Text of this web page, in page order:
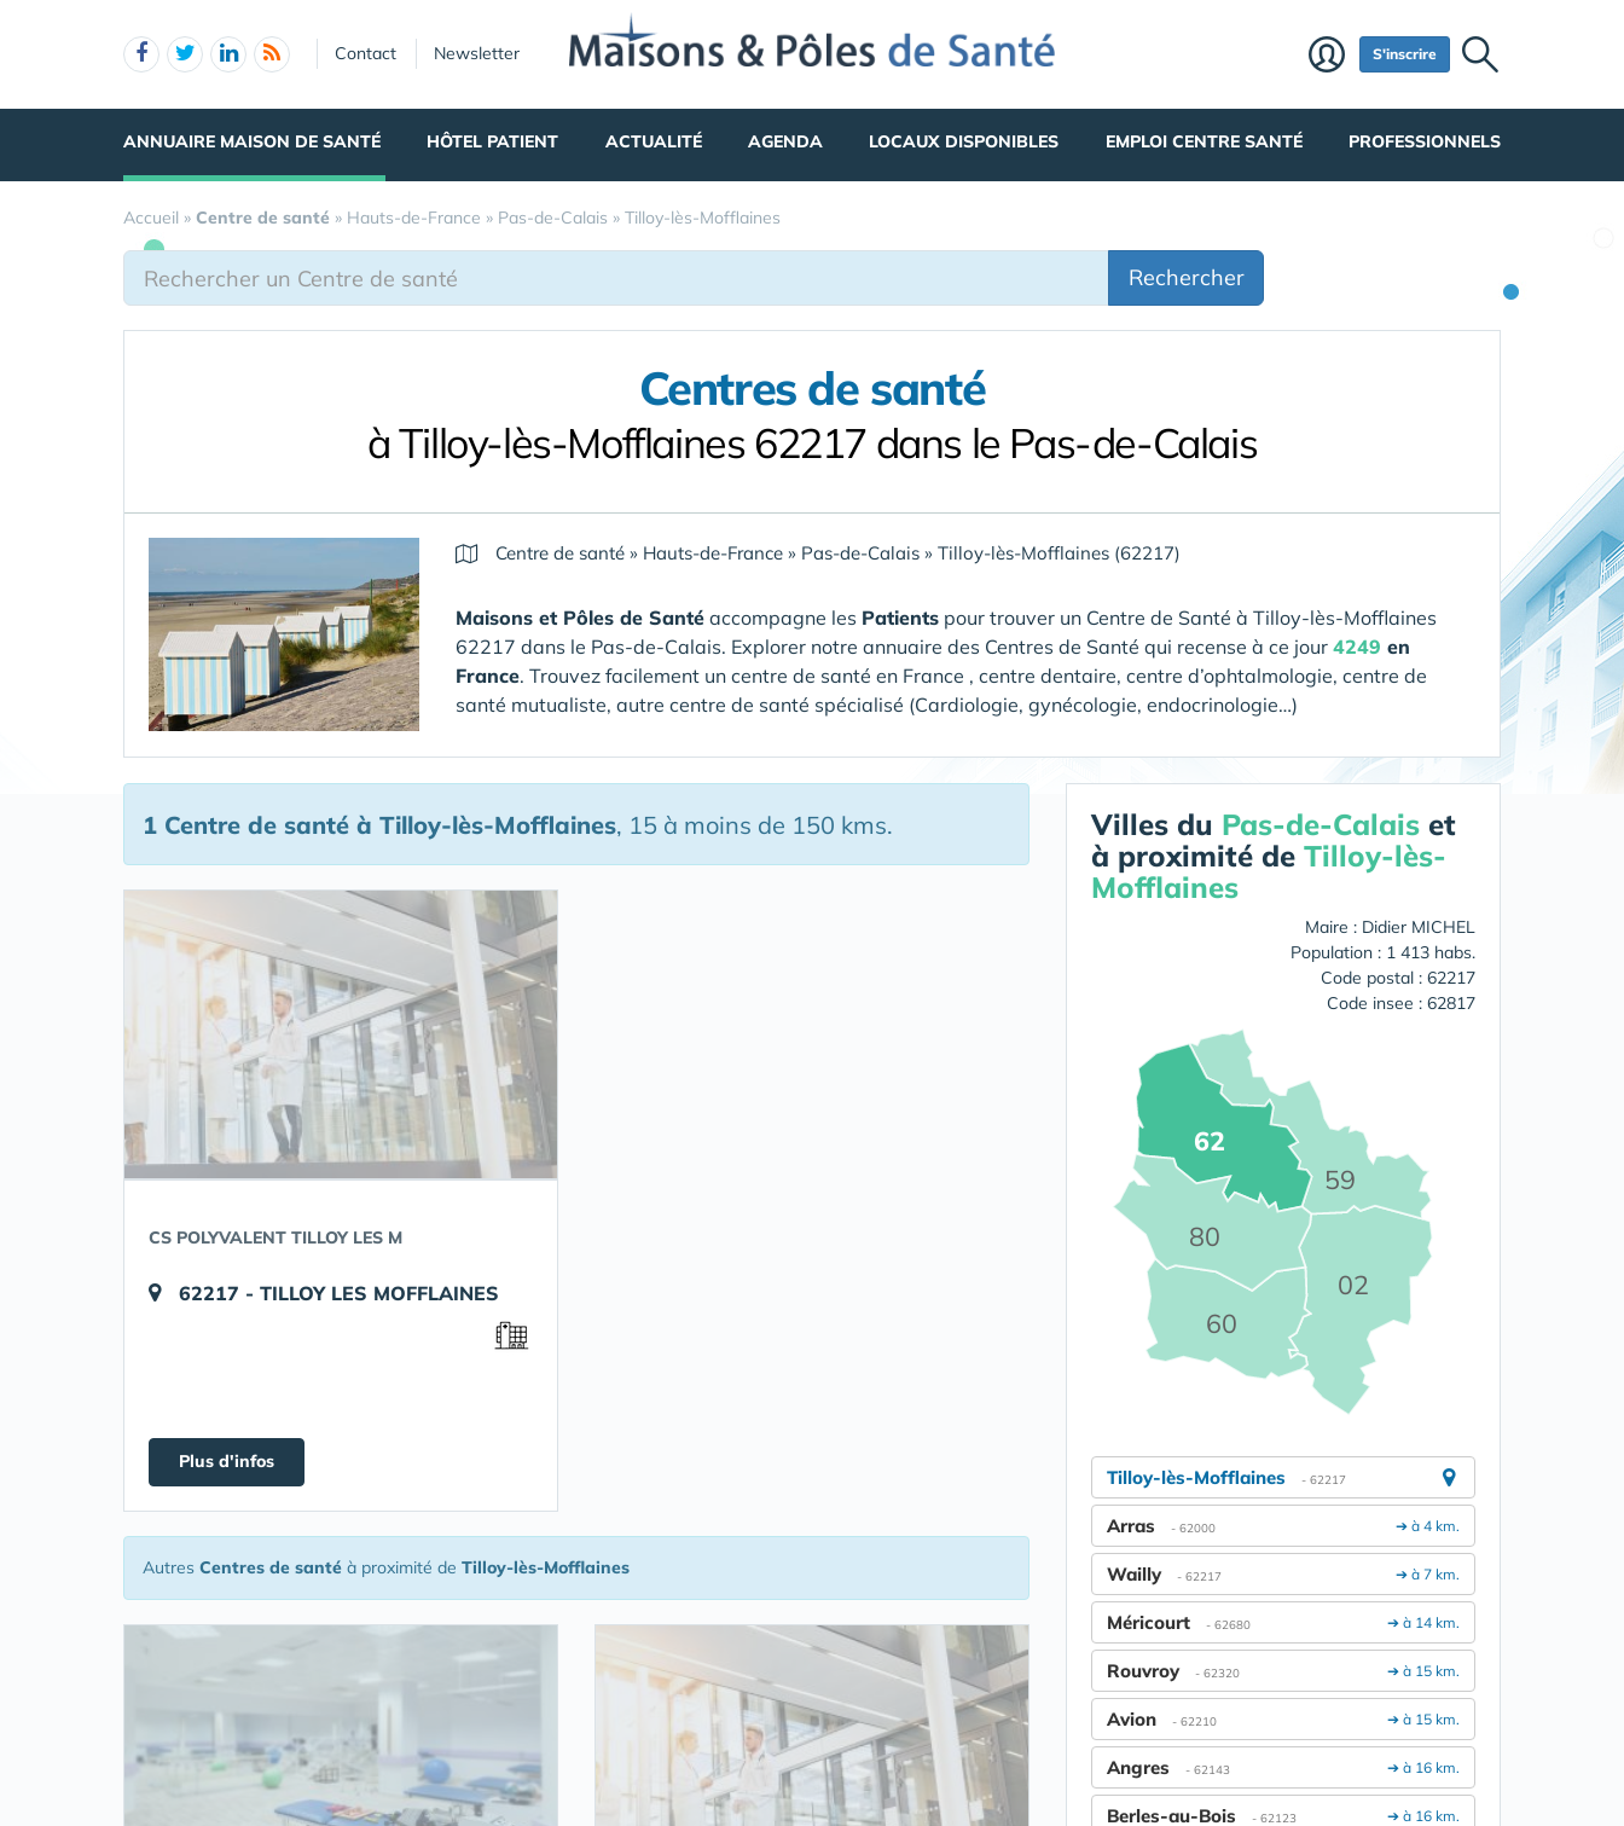
Contact Newsletter S'inscrire
ANNUAIRE MAISON DE SANTÉ HÔTEL PATIENT ACTUALITÉ AGENDA LOCAUX DISPONIBLES EMPLOI CENTRE SANTÉ PROFESSIONNELS
Accueil » Centre de santé » Hauts-de-France » Pas-de-Calais » Tilloy-lès-Mofflaines
Rechercher
Centres de santé
à Tilloy-lès-Mofflaines 62217 dans le Pas-de-Calais
Centre de santé » Hauts-de-France » Pas-de-Calais » Tilloy-lès-Mofflaines (62217)
Maisons et Pôles de Santé accompagne les Patients pour trouver un Centre de Santé à Tilloy-lès-Mofflaines
62217 dans le Pas-de-Calais. Explorer notre annuaire des Centres de Santé qui recense à ce jour 4249 en
France. Trouvez facilement un centre de santé en France , centre dentaire, centre d’ophtalmologie, centre de
santé mutualiste, autre centre de santé spécialisé (Cardiologie, gynécologie, endocrinologie…)
1 Centre de santé à Tilloy-lès-Mofflaines, 15 à moins de 150 kms.
CS POLYVALENT TILLOY LES M
62217 - TILLOY LES MOFFLAINES
Plus d'infos
Autres Centres de santé à proximité de Tilloy-lès-Mofflaines
Villes du Pas-de-Calais et
à proximité de Tilloy-lès-
Mofflaines
Maire : Didier MICHEL
Population : 1 413 habs.
Code postal : 62217
Code insee : 62817
02
59
60
62
80
Tilloy-lès-Mofflaines - 62217
➔ à 4 km.
Arras - 62000
➔ à 7 km.
Wailly - 62217
➔ à 14 km.
Méricourt - 62680
➔ à 15 km.
Rouvroy - 62320
➔ à 15 km.
Avion - 62210
➔ à 16 km.
Angres - 62143
➔ à 16 km.
Berles-au-Bois - 62123